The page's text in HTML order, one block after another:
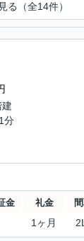
る（全14件）
分
金 礼金
1ヶ月